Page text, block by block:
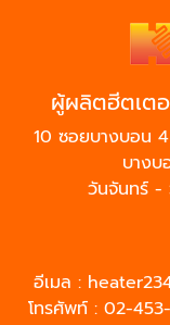
ผู้ผลิตฮีตเต
10 ซอยบางบอน
บางบ
วันจันทร์ -
อีเมล :
โทรศัพท์ : 02-